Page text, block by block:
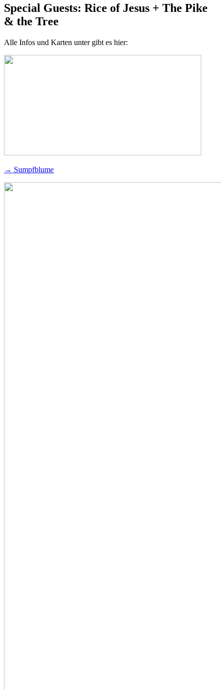
Special Guests: Rice of Jesus + The Pike
& the Tree
Alle Infos und Karten unter gibt es hier:
→ Sumpfblume